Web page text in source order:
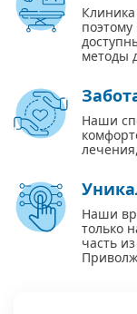
методы
Наши
Наши
только
часть